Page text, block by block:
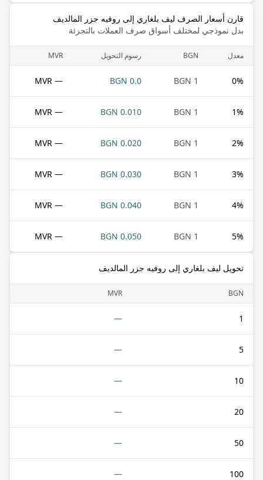
قارن أسعار الصرف ليف بلغاري إلى روفيه جزر المالديف
بدل نموذجي لمختلف أسواق صرف العملات بالتجزئة
معدل BGN رسوم التحويل MVR
0%
1 BGN
0.0 BGN
— MVR
1%
1 BGN
0.010 BGN
— MVR
2%
1 BGN
0.020 BGN
— MVR
3%
1 BGN
0.030 BGN
— MVR
4%
1 BGN
0.040 BGN
— MVR
5%
1 BGN
0.050 BGN
— MVR
تحويل ليف بلغاري إلى روفيه جزر المالديف
BGN
MVR
1
—
5
—
10
—
20
—
50
—
100
—